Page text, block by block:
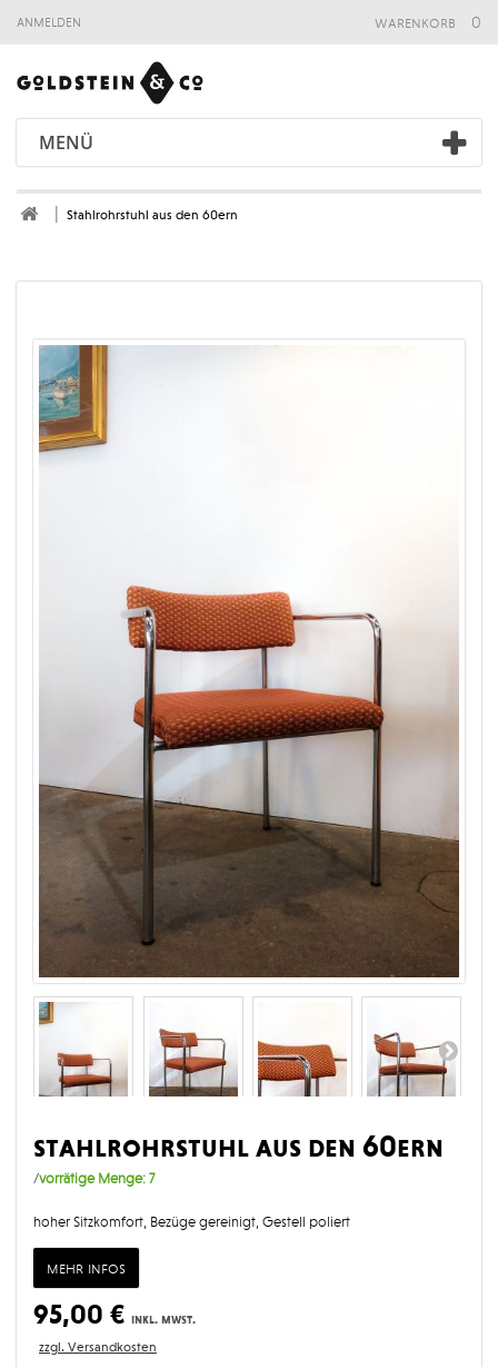
anmelden
MENÜ
warenkorb 0
Stahlrohrstuhl aus den 60ern
stahlrohrstuhl aus den 60ern
/vorrätige Menge: 7
hoher Sitzkomfort, Bezüge gereinigt, Gestell poliert
mehr infos
95,00 € inkl. mwst.
zzgl. Versandkosten